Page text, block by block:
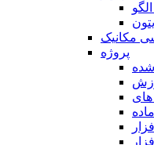
مکانیک
پروژه